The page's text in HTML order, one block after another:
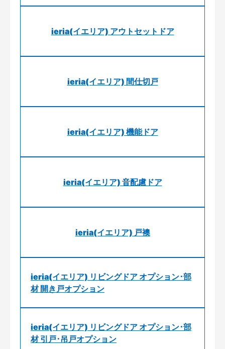
ieria(イエリア) アウトセットドア
ieria(イエリア) 間仕切戸
ieria(イエリア) 機能ドア
ieria(イエリア) 音配慮ドア
ieria(イエリア) 戸襖
ieria(イエリア) リビングドア オプション･部
材 開き戸オプション
ieria(イエリア) リビングドア オプション･部
材 引戸･吊戸オプション